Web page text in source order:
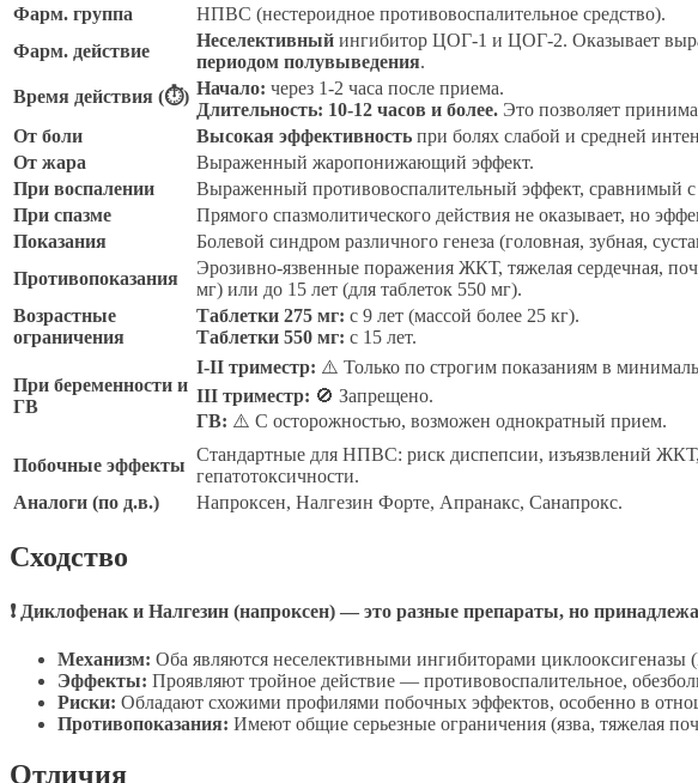
Фарм. группа
НПВС (нестероидное противовоспалительное средство).
Фарм. действие
Неселективный ингибитор ЦОГ-1 и ЦОГ-2. Оказывает
периодом полувыведения.
Время действия (⏱) Начало: через 1-2 часа после приема.
Длительность: 10-12 часов и более. Это позволяет
От боли
Высокая эффективность при болях слабой и средней
От жара
Выраженный жаропонижающий эффект.
При воспалении
Выраженный противовоспалительный эффект, сравнимый
При спазме
Прямого спазмолитического действия не оказывает, но
Показания
Болевой синдром различного генеза (головная, зубная,
Противопоказания
Эрозивно-язвенные поражения ЖКТ, тяжелая сердечная,
мг) или до 15 лет (для таблеток 550 мг).
Возрастные
ограничения
Таблетки 275 мг: с 9 лет (массой более 25 кг).
Таблетки 550 мг: с 15 лет.
При беременности и
ГВ
I-II триместр: ⚠️ Только по строгим показаниям в
III триместр: 🚫 Запрещено.
ГВ: ⚠️ С осторожностью, возможен однократный прием.
Побочные эффекты
Стандартные для НПВС: риск диспепсии, изъязвлений
гепатотоксичности.
Аналоги (по д.в.)
Напроксен, Налгезин Форте, Апранакс, Санапрокс.
Сходство
❗ Диклофенак и Налгезин (напроксен) — это разные препараты, но
Механизм: Оба являются неселективными ингибиторами
Эффекты: Проявляют тройное действие — противовоспалительное,
Риски: Обладают схожими профилями побочных эффектов, особенно в
Противопоказания: Имеют общие серьезные ограничения (язва, тяжелая
Отличия